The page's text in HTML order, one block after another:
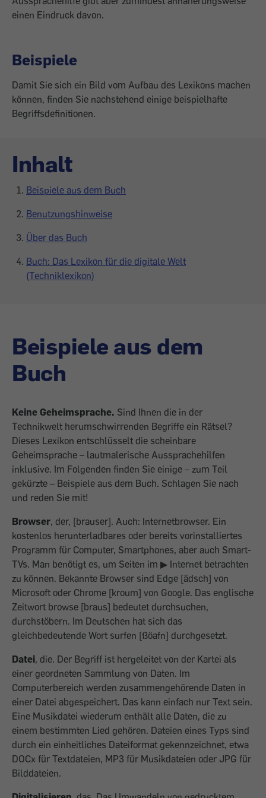
einen Eindruck davon.
Beispiele
Damit Sie sich ein Bild vom Aufbau des Lexikons machen
können, finden Sie nachstehend einige beispielhafte
Begriffsdefinitionen.
Inhalt
Beispiele aus dem Buch
Benutzungshinweise
Über das Buch
Buch: Das Lexikon für die digitale Welt
(Techniklexikon)
Beispiele aus dem
Buch
Keine Geheimsprache. Sind Ihnen die in der
Technikwelt herumschwirrenden Begriffe ein Rätsel?
Dieses Lexikon entschlüsselt die scheinbare
Geheimsprache – lautmalerische Aussprachehilfen
inklusive. Im Folgenden finden Sie einige – zum Teil
gekürzte – Beispiele aus dem Buch. Schlagen Sie nach
und reden Sie mit!
Browser, der, [brauser]. Auch: Internetbrowser. Ein
kostenlos herunterladbares oder bereits vorinstalliertes
Programm für Computer, Smartphones, aber auch Smart-
TVs. Man benötigt es, um Seiten im ▶ Internet betrachten
zu können. Bekannte Browser sind Edge [ädsch] von
Microsoft oder Chrome [kroum] von Google. Das englische
Zeitwort browse [braus] bedeutet durch­suchen,
durchstöbern. Im Deutschen hat sich das
gleichbedeutende Wort surfen [ßöafn] durchgesetzt.
Datei, die. Der Begriff ist hergeleitet von der Kartei als
einer geordneten Sammlung von Daten. Im
Computerbereich werden zusammengehörende Daten in
einer Datei abgespeichert. Das kann einfach nur Text sein.
Eine Musikdatei wiederum enthält alle Daten, die zu
einem bestimmten Lied gehören. Dateien eines Typs sind
durch ein einheitliches Dateiformat gekennzeichnet, etwa
DOCx für Textdateien, MP3 für Musikdateien oder JPG für
Bilddateien.